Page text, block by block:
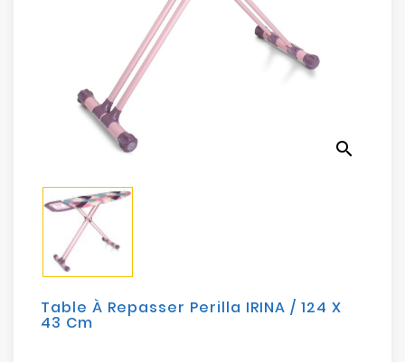
Electroménager
Bureautique
Sécurité
Mobilités
Loisirs
search
Table À Repasser Perilla IRINA / 124 X
43 Cm